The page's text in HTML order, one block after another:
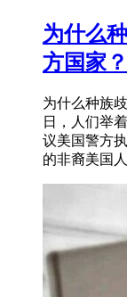
为什么
方国家？
为什么种族
日，人们举
议美国警方
的非裔美国